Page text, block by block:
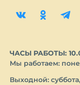
ЧАСЫ РАБОТЫ:
Мы работаем:
Выходной: